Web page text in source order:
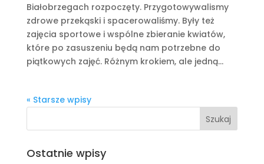
Białobrzegach rozpoczęty. Przygotowywalismy
zdrowe przekąski i spacerowaliśmy. Były też
zajęcia sportowe i wspólne zbieranie kwiatów,
które po zasuszeniu będą nam potrzebne do
piątkowych zajęć. Różnym krokiem, ale jedną...
« Starsze wpisy
Ostatnie wpisy